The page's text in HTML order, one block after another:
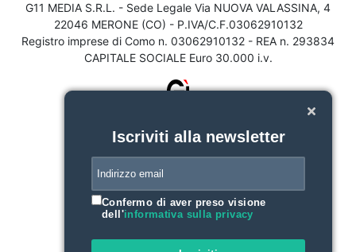
G11 MEDIA S.R.L. - Sede Legale Via NUOVA VALASSINA, 4
22046 MERONE (CO) - P.IVA/C.F.03062910132
Registro imprese di Como n. 03062910132 - REA n. 293834
CAPITALE SOCIALE Euro 30.000 i.v.
Iscriviti alla newsletter
Confermo di aver preso visione
dell'informativa sulla privacy